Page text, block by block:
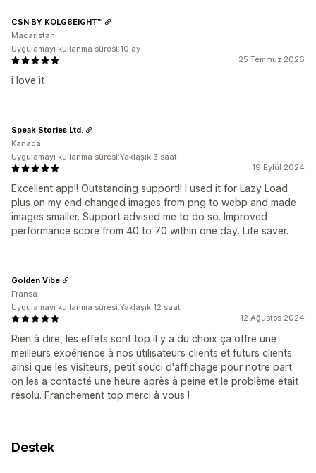
25 Temmuz 2026
i love it
CSN BY KOLG8EIGHT™
Macaristan
Uygulamayı kullanma süresi:10 ay
19 Eylül 2024
Excellent app!! Outstanding support!! I used it for Lazy Load
plus on my end changed images from png to webp and made
images smaller. Support advised me to do so. Improved
performance score from 40 to 70 within one day. Life saver.
Speak Stories Ltd.
Kanada
Uygulamayı kullanma süresi:Yaklaşık 3 saat
12 Ağustos 2024
Rien à dire, les effets sont top il y a du choix ça offre une
meilleurs expérience à nos utilisateurs clients et futurs clients
ainsi que les visiteurs, petit souci d'affichage pour notre part
on les a contacté une heure après à peine et le problème était
résolu. Franchement top merci à vous !
Golden Vibe
Fransa
Uygulamayı kullanma süresi:Yaklaşık 12 saat
Destek